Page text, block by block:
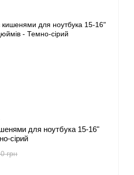
для ноутбука 15-16"
сірий
грн